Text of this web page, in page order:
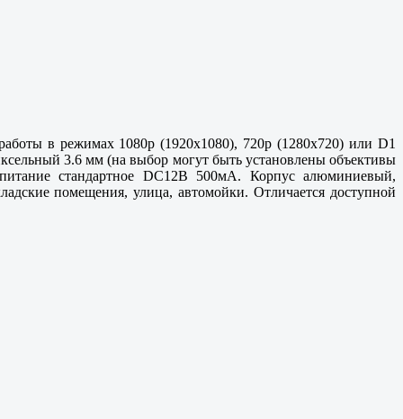
в режимах 1080p (1920х1080), 720p (1280x720) или D1
3.6 мм (на выбор могут быть установлены объективы
стандартное DC12В 500мА. Корпус алюминиевый,
помещения, улица, автомойки. Отличается доступной